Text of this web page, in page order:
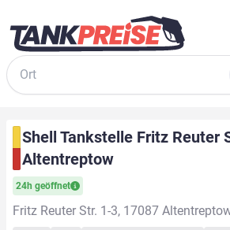
Suche
Shell Tankstelle Fritz Reuter
Altentreptow
24h geöffnet
Fritz Reuter Str. 1-3, 17087